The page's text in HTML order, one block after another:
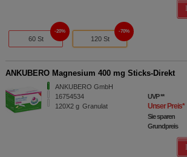
60 St
20%
120 St
70%
ANKUBERO Magnesium 400 mg Sticks-Direkt
ANKUBERO GmbH
16754534
120X2 g Granulat
UVP**
Unser Preis*
Sie sparen
Grundpreis